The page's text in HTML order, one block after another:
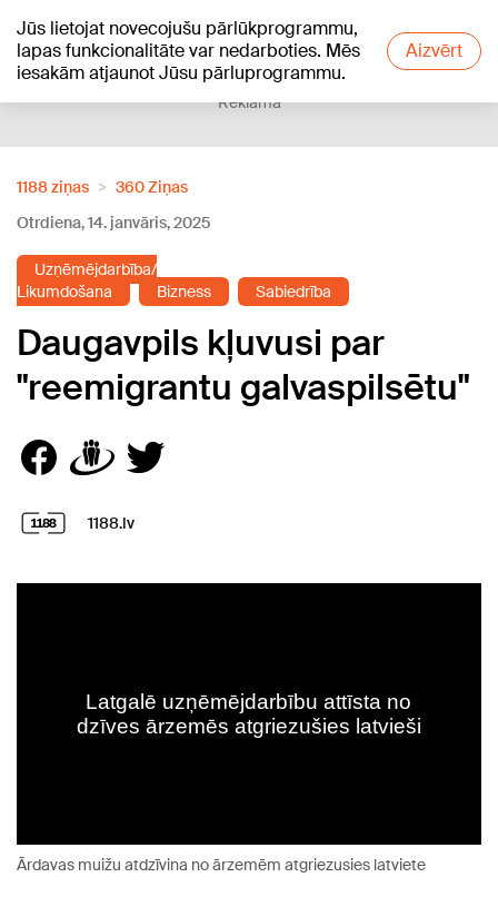
Jūs lietojat novecojušu pārlūkprogrammu,
lapas funkcionalitāte var nedarboties. Mēs
iesakām atjaunot Jūsu pārluprogrammu.
Aizvērt
+16°C
Reklāma
1188 ziņas
360 Ziņas
Otrdiena, 14. janvāris, 2025
Uzņēmējdarbība/
Likumdošana
Bizness Sabiedrība
Daugavpils kļuvusi par
"reemigrantu galvaspilsētu"
1188.lv
Ārdavas muižu atdzīvina no ārzemēm atgriezusies latviete